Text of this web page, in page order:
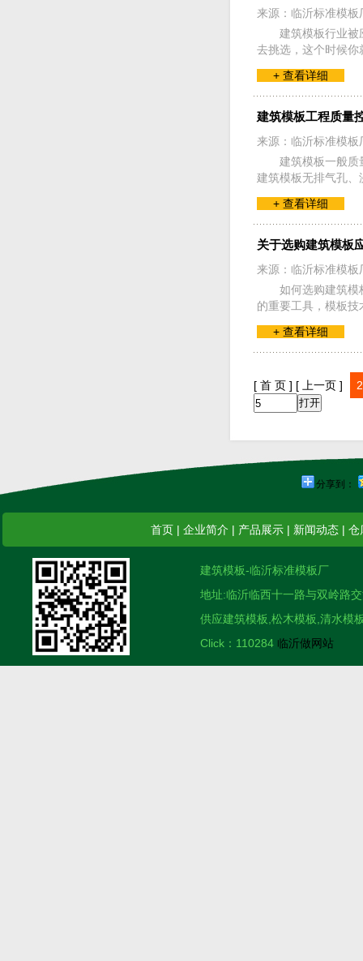
来源：临沂标准模
建筑模板行业被
去挑选，这个时候
+ 查看详细
建筑模板工程质量
来源：临沂标准模
建筑模板一般质
建筑模板无排气孔
+ 查看详细
关于选购建筑模板
来源：临沂标准模
如何选购建筑模
的重要工具，模板
+ 查看详细
[ 首 页 ] [ 上一页 ] 2
分享到：
首页 | 企业简介 | 产品展示 | 新闻动态 | 仓
建筑模板-临沂标准模板厂
地址:临沂临西十一路与双岭路
供应建筑模板,松木模板,清水模
Click：110284 临沂做网站